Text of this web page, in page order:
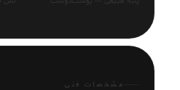
مشخصات فنی